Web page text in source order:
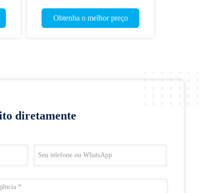
Smart Card
Obtenha o melhor preço
diretamente